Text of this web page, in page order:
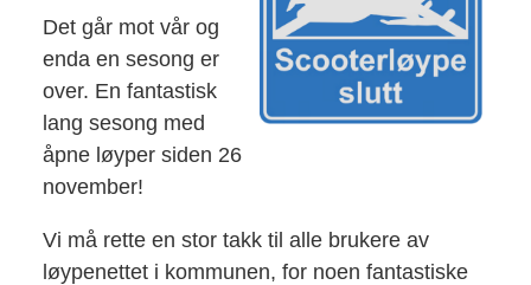
Det går mot vår og
enda en sesong er
over. En fantastisk
lang sesong med
åpne løyper siden 26
november!
Vi må rette en stor takk til alle brukere av
løypenettet i kommunen, for noen fantastiske